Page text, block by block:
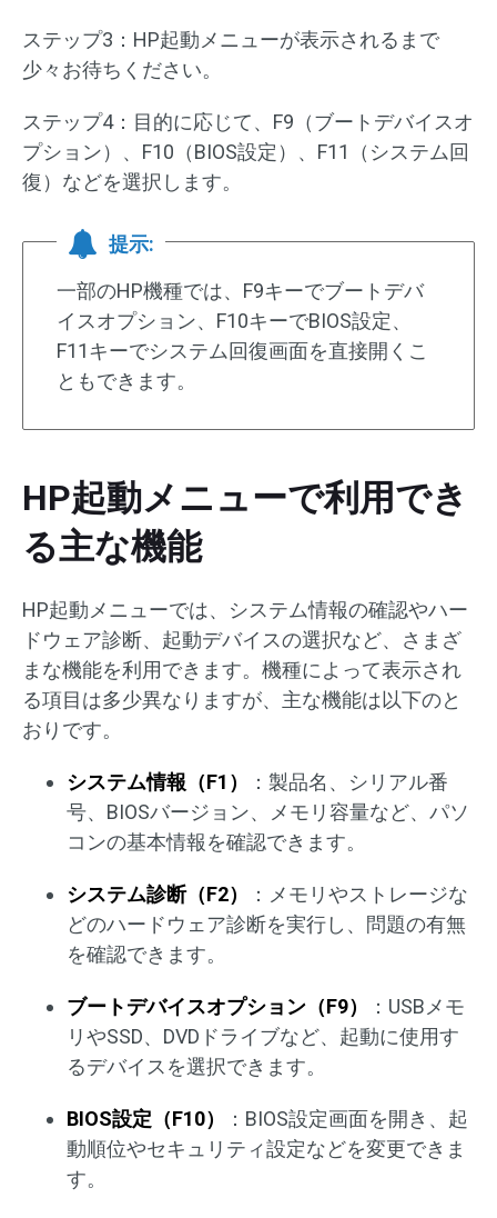
ステップ3：HP起動メニューが表示されるまで
少々お待ちください。
ステップ4：目的に応じて、F9（ブートデバイスオ
プション）、F10（BIOS設定）、F11（システム回
復）などを選択します。
提示:
一部のHP機種では、F9キーでブートデバ
イスオプション、F10キーでBIOS設定、
F11キーでシステム回復画面を直接開くこ
ともできます。
HP起動メニューで利用でき
る主な機能
HP起動メニューでは、システム情報の確認やハー
ドウェア診断、起動デバイスの選択など、さまざ
まな機能を利用できます。機種によって表示され
る項目は多少異なりますが、主な機能は以下のと
おりです。
システム情報（F1）
：製品名、シリアル番
号、BIOSバージョン、メモリ容量など、パソ
コンの基本情報を確認できます。
システム診断（F2）
：メモリやストレージな
どのハードウェア診断を実行し、問題の有無
を確認できます。
ブートデバイスオプション（F9）
：USBメモ
リやSSD、DVDドライブなど、起動に使用す
るデバイスを選択できます。
BIOS設定（F10）
：BIOS設定画面を開き、起
動順位やセキュリティ設定などを変更できま
す。